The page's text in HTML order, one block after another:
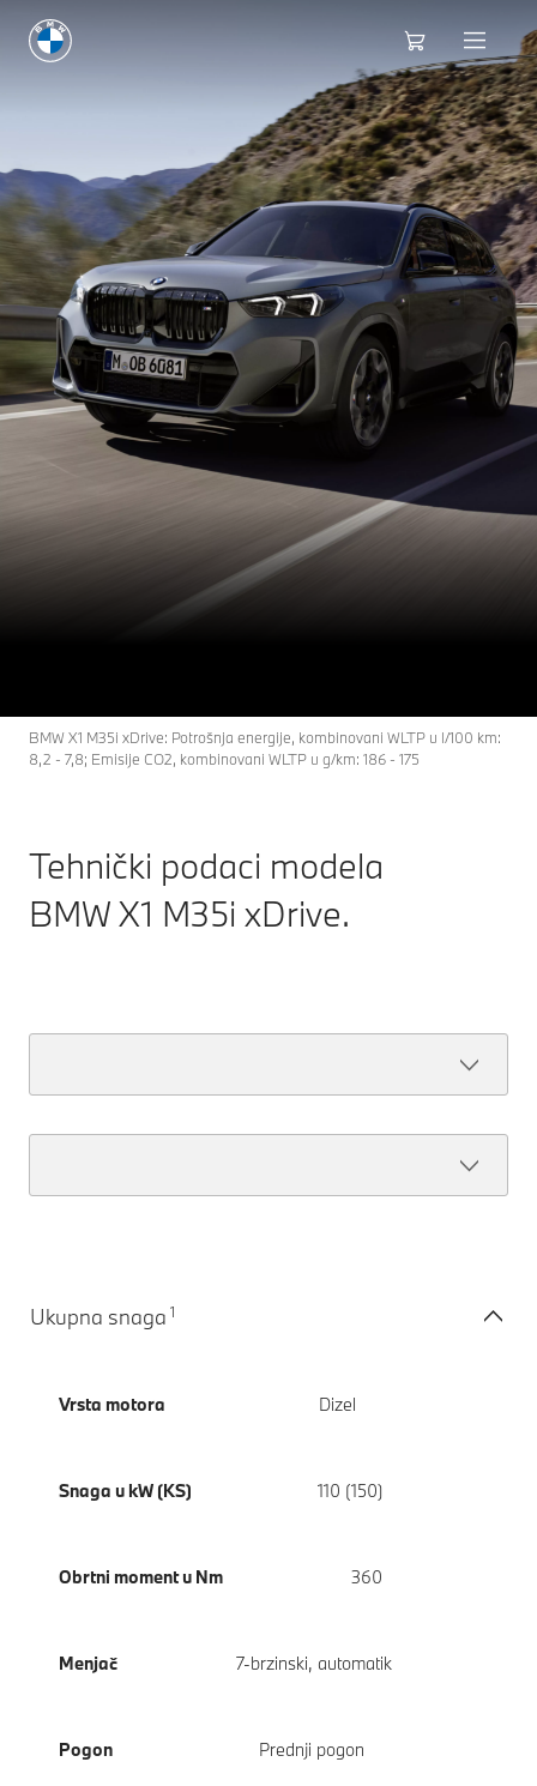
THE
X1
The BMW X1 M35i
xDrive.
BMW X1 M35i xDrive: Potrošnja energije, kombinovani WLTP u l/100 km:
8,2 - 7,8; Emisije CO2, kombinovani WLTP u g/km: 186 - 175
Tehnički podaci modela
BMW X1 M35i xDrive.
Ukupna snaga 1
Vrsta motora Dizel
Snaga u kW (KS) 110 (150)
Obrtni moment u Nm 360
Menjač 7-brzinski, automatik
Pogon Prednji pogon